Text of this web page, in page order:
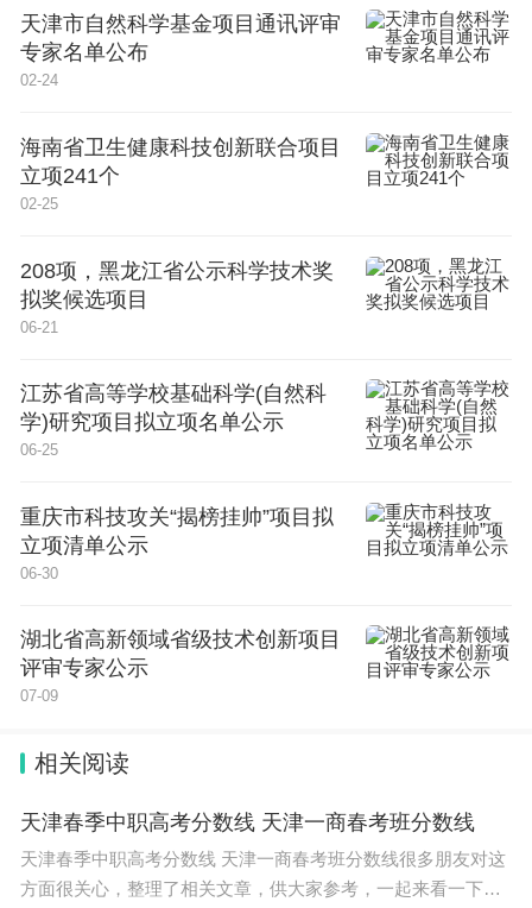
亲”海洋蜗牛们还在产卵。
研究人员表示，几乎所有哺乳动物都会活产，这种功
而，在这项研究中，他们发现海洋蜗牛的活产不仅是
完全独立进化的，而且还是在较近时间发生的。
该团队同时还有另一个重要发现：向活产繁殖模式的
转变，是由分散在蜗牛基因组中的大约50个基因变
一步步抛弃原有模式
他还在产卵的“近亲”的系统发育树，即进化“家谱”。
的区别特征。但萨克斯滨螺似乎还没有形成单一的进
化群体。这种繁殖策略和祖先之间出现的不匹配，最
组中的其他遗传变化区分开来。
研究人员识别出了50个基因组区域，这些区域似乎
共同决定了基因的主人是产卵还是直接活产。虽然目
天津市自然科学基金项目通讯评审
专家名单公布
02-24
海南省卫生健康科技创新联合项目
立项241个
02-25
208项，黑龙江省公示科学技术奖
拟奖候选项目
06-21
江苏省高等学校基础科学(自然科
学)研究项目拟立项名单公示
06-25
重庆市科技攻关“揭榜挂帅”项目拟
立项清单公示
06-30
湖北省高新领域省级技术创新项目
评审专家公示
07-09
相关阅读
天津春季中职高考分数线 天津一商春考班分数线
天津春季中职高考分数线 天津一商春考班分数线很多朋友对这
方面很关心，整理了相关文章，供大家参考，一起来看一下